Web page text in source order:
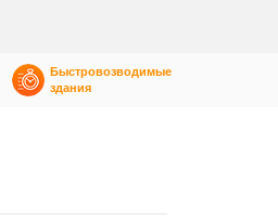
Быстровозводимые
здания